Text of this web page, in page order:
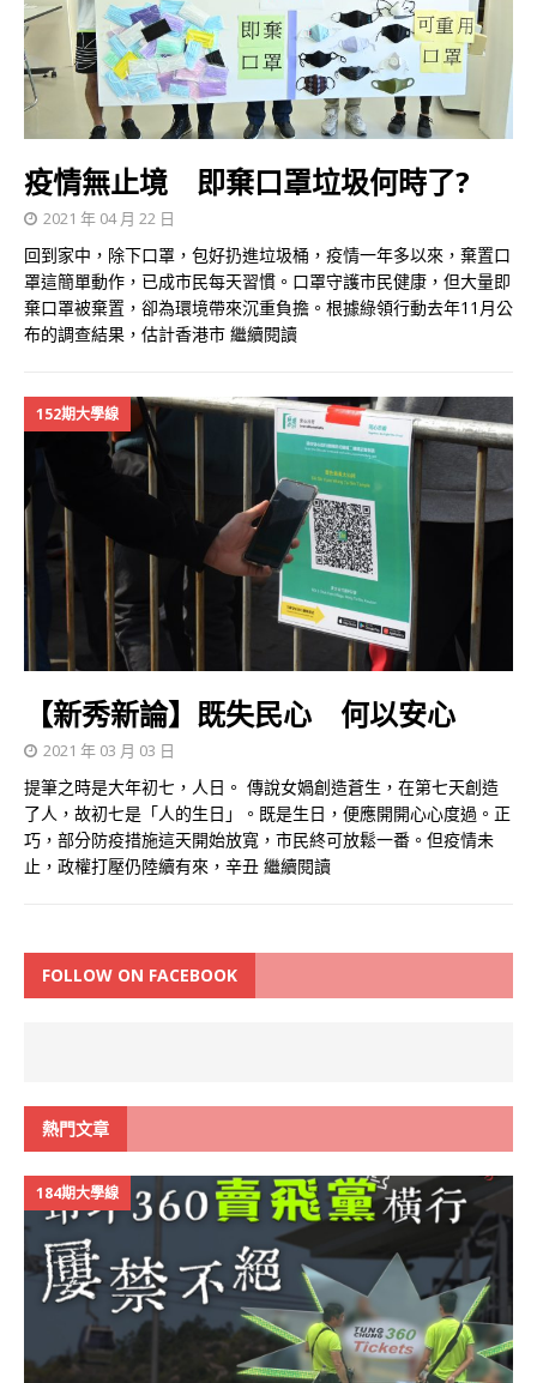
疫情無止境 即棄口罩垃圾何時了?
2021 年 04 月 22 日
回到家中，除下口罩，包好扔進垃圾桶，疫情一年多以來，棄置口
罩這簡單動作，已成市民每天習慣。口罩守護市民健康，但大量即
棄口罩被棄置，卻為環境帶來沉重負擔。根據綠領行動去年11月公
布的調查結果，估計香港市 繼續閱讀
152期大學線
【新秀新論】既失民心 何以安心
2021 年 03 月 03 日
提筆之時是大年初七，人日。 傳說女媧創造蒼生，在第七天創造
了人，故初七是「人的生日」。既是生日，便應開開心心度過。正
巧，部分防疫措施這天開始放寬，市民終可放鬆一番。但疫情未
止，政權打壓仍陸續有來，辛丑 繼續閱讀
FOLLOW ON FACEBOOK
熱門文章
184期大學線